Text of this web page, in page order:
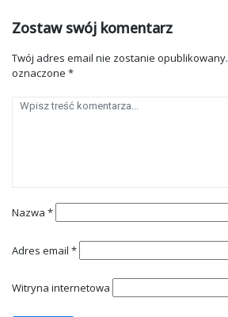
Zostaw swój komentarz
Twój adres email nie zostanie opublikowany.
oznaczone *
Nazwa *
Adres email *
Witryna internetowa